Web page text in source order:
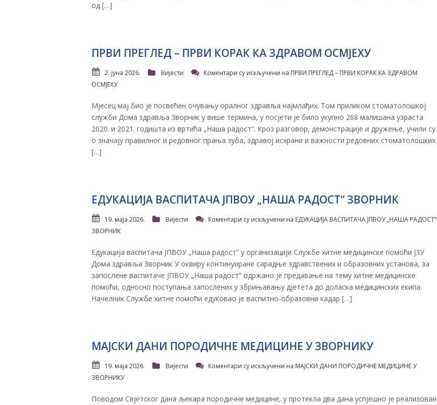
од […]
ПРВИ ПРЕГЛЕД – ПРВИ КОРАК КА ЗДРАВОМ ОСМЈЕХУ
2. јуна 2026. Вијести Коментари су искључени на ПРВИ ПРЕГЛЕД – ПРВИ КОРАК КА ЗДРАВОМ
ОСМЈЕХУ
Мјесец мај био је посвећен очувању оралног здравља најмлађих. Том приликом стоматолошкој
служби Дома здравља Зворник у више термина, у посјети је било укупно 268 малишана узраста
2020. и 2021. годишта из вртића „Наша радост“. Кроз разговор, демонстрације и дружење, учили су
о значају правилног и редовног прања зуба, здравој исхрани и важности редовних стоматолошких
[…]
ЕДУКАЦИЈА ВАСПИТАЧА ЈПВОУ „НАША РАДОСТ“ ЗВОРНИК
19. маја 2026. Вијести Коментари су искључени на ЕДУКАЦИЈА ВАСПИТАЧА ЈПВОУ „НАША РАДОСТ“
ЗВОРНИК
Едукација васпитача ЈПВОУ „Наша радост“ у организацији Службе хитне медицинске помоћи ЈЗУ
Дома здравља Зворник ​У оквиру континуиране сарадње здравствених и образовних установа, за
запослене васпитаче ЈПВОУ „Наша радост“ одржано је предавање на тему хитне медицинске
помоћи, односно поступања запослених у збрињавању д‌јетета до доласка медицинских екипа.
Начелник Службе хитне помоћи едуковао је васпитно-образовни кадар […]
МАЈСКИ ДАНИ ПОРОДИЧНЕ МЕДИЦИНЕ У ЗВОРНИКУ
19. маја 2026. Вијести Коментари су искључени на МАЈСКИ ДАНИ ПОРОДИЧНЕ МЕДИЦИНЕ У
ЗВОРНИКУ
Поводом Свјетског дана љекара породичне медицине, у протекла два дана успјешно је реализован